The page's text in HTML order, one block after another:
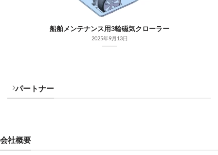
船舶メンテナンス用3輪磁気クローラー
2025年9月13日
パートナー
会社概要